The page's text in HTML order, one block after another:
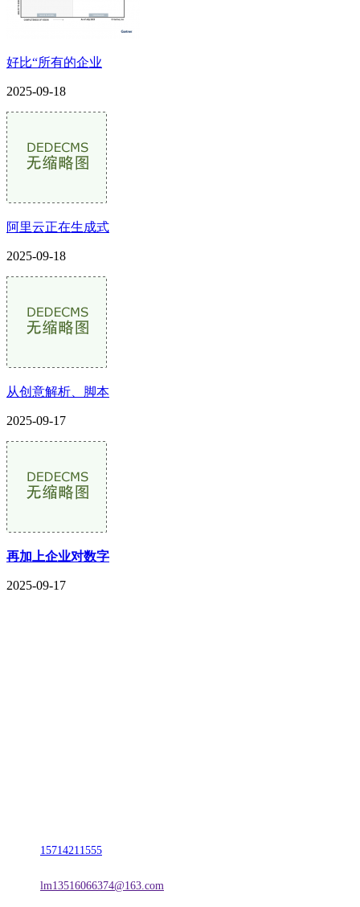
好比“所有的企业
2025-09-18
阿里云正在生成式
2025-09-18
从创意解析、脚本
2025-09-17
再加上企业对数字
2025-09-17
15714211555
lm13516066374@163.com